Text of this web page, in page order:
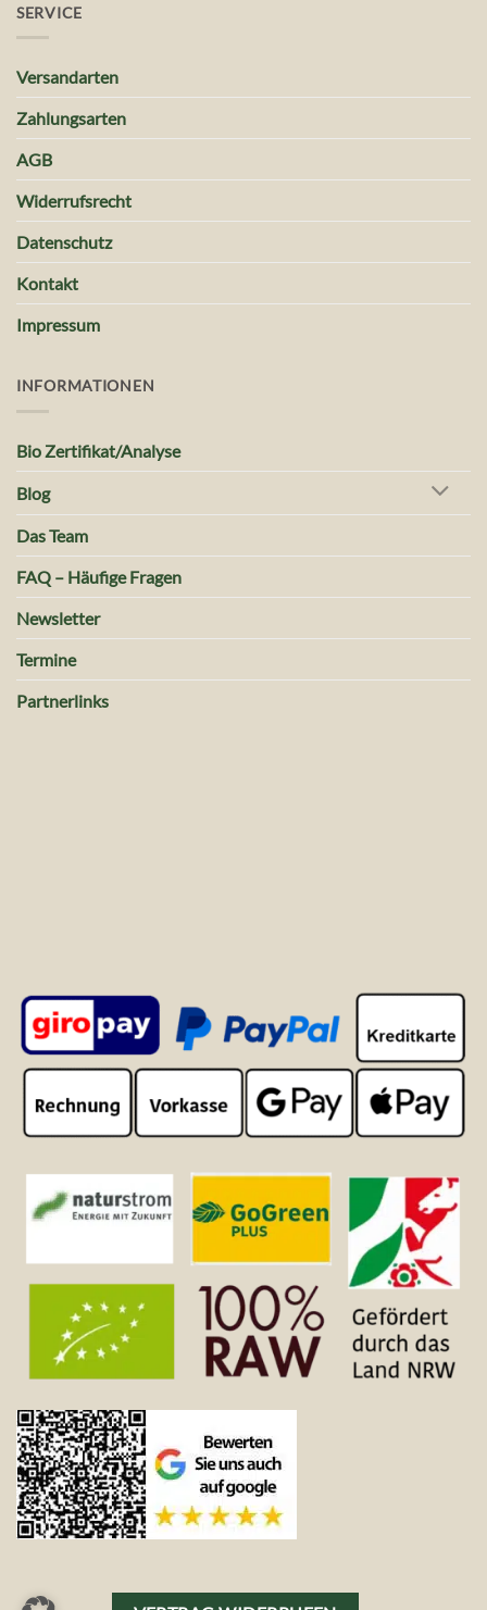
SERVICE
Versandarten
Zahlungsarten
AGB
Widerrufsrecht
Datenschutz
Kontakt
Impressum
INFORMATIONEN
Bio Zertifikat/Analyse
Blog
Das Team
FAQ – Häufige Fragen
Newsletter
Termine
Partnerlinks